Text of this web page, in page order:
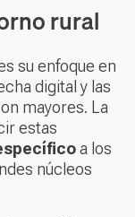
rural
su enfoque en
digital y las
mayores. La
estas
a los
núcleos